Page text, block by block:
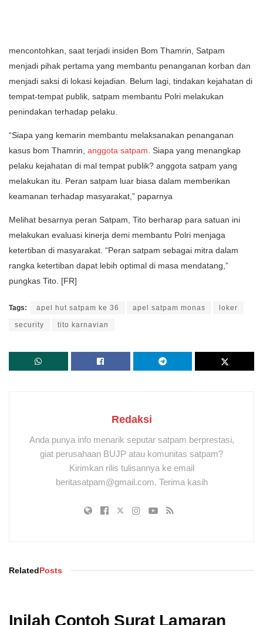
mencontohkan, saat terjadi insiden Bom Thamrin, Satpam
menjadi pihak pertama yang membantu penanganan korban dan
menjadi saksi di lokasi kejadian. Belum lagi, tindakan kejahatan di
tempat-tempat publik, satpam membantu Polri melakukan
penindakan terhadap pelaku.
“Siapa yang kemarin membantu melaksanakan penanganan
kasus bom Thamrin, anggota satpam . Siapa yang menangkap
pelaku kejahatan di mal tempat publik? anggota satpam yang
melakukan itu. Peran satpam luar biasa dalam memberikan
keamanan terhadap masyarakat,” paparnya
Melihat besarnya peran Satpam, Tito berharap para satuan ini
melakukan evaluasi kinerja demi membantu Polri menjaga
ketertiban di masyarakat. “Peran satpam sebagai mitra dalam
rangka ketertiban dapat lebih optimal di masa mendatang,”
pungkas Tito. [FR]
Tags: apel hut satpam ke 36 apel satpam monas loker
security tito karnavian
Redaksi
Anda punya info menarik seputar satpam berprestasi,
giat perusahaan BUJP atau komunitas satpam?
Kirimkan rilis tulisannya ke email
beritasatpam@gmail.com. Terima kasih
RelatedPosts
Inilah Contoh Surat Lamaran